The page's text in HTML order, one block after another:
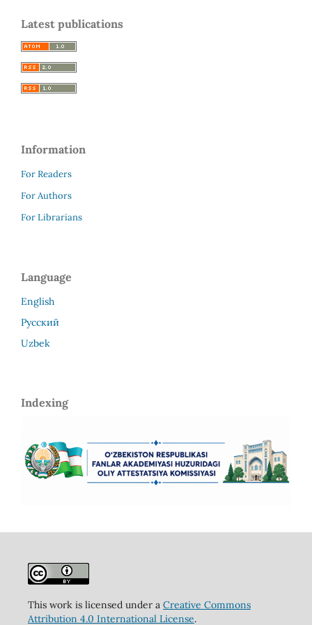
Latest publications
Information
For Readers
For Authors
For Librarians
Language
English
Русский
Uzbek
Indexing
This work is licensed under a Creative Commons
Attribution 4.0 International License.